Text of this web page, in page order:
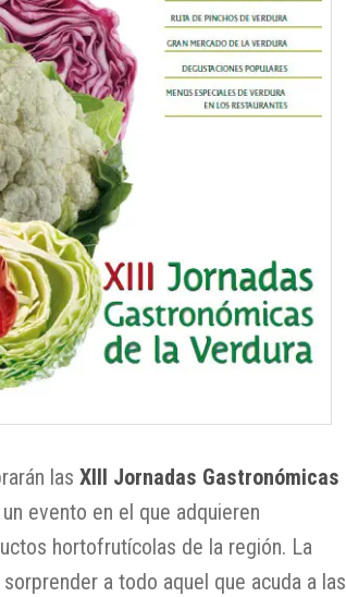
lasXIII Jornadas Gastronómicas
un evento en el que adquieren
hortofrutícolas de la región. La
a todo aquel que acuda a las